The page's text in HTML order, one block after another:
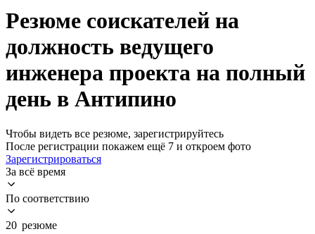
Резюме соискателей на
должность ведущего
инженера проекта на полный
день в Антипино
Чтобы видеть все резюме, зарегистрируйтесь
После регистрации покажем ещё 7 и откроем фото
Зарегистрироваться
За всё время
По соответствию
20 резюме